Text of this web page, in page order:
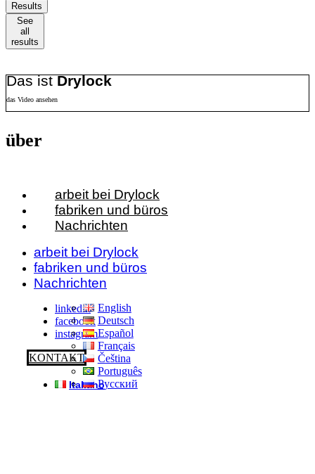
Results
See
all
results
Das istDrylock
das Video ansehen
über
arbeit bei Drylock
fabriken und büros
Nachrichten
arbeit bei Drylock
fabriken und büros
Nachrichten
linkedin
facebook
instagram
KONTAKT
Italiano
English
Deutsch
Español
Français
Čeština
Português
Русский